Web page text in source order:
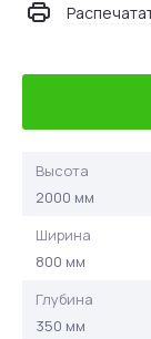
Высота
2000 мм
Ширина
800 мм
Глубина
350 мм